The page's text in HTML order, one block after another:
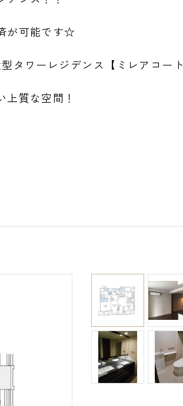
が可能です☆
タワーレジデンス【ミレアコー
質な空間！